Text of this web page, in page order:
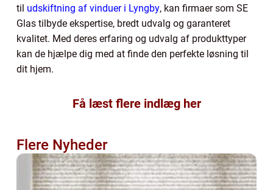
til udskiftning af vinduer i Lyngby, kan firmaer som SE
Glas tilbyde ekspertise, bredt udvalg og garanteret
kvalitet. Med deres erfaring og udvalg af produkttyper
kan de hjælpe dig med at finde den perfekte løsning til
dit hjem.
Få læst flere indlæg her
Flere Nyheder